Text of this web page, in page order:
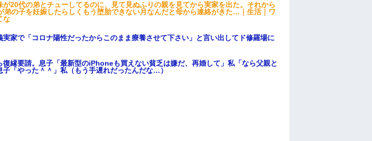
が20代の弟とチューしてるのに、見て見ぬふりの親を見てから実家を出た。それから
弟の子を妊娠したらしくもう堕胎できない月なんだと母から連絡がきた…｜生活｜ワ
な
実家で「コロナ陽性だったからこのまま療養させて下さい」と言い出してド修羅場に
復縁要請。息子「最新型のiPhoneも買えない貧乏は嫌だ、再婚して」私「なら父親と
子「やった＾＾」私（もう手遅れだったんだな…）